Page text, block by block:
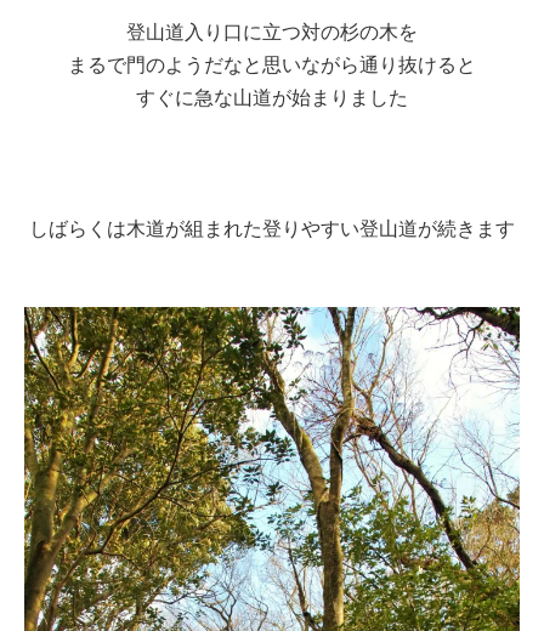
登山道入り口に立つ対の杉の木を
まるで門のようだなと思いながら通り抜けると
すぐに急な山道が始まりました
しばらくは木道が組まれた登りやすい登山道が続きます